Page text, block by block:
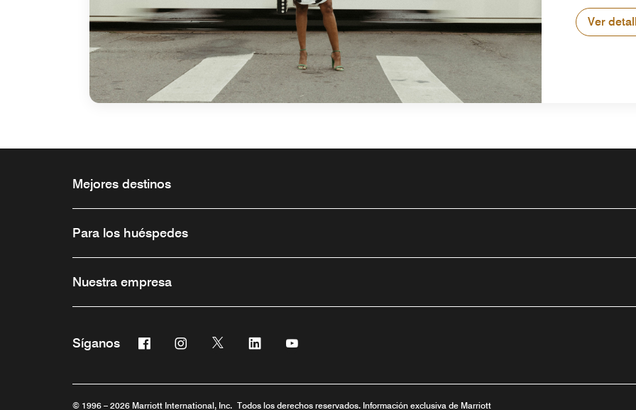
Ver
Mejores destinos
Para los huéspedes
Nuestra empresa
Síganos Facebook
Abre una ventana nueva
Instagram
Abre una ventana nueva
Twitter
Abre una ventana nueva
Linkedin
Abre una ventana nueva
Abre una ventana nueva
© 1996 – 2026 Marriott International, Inc. Todos los derechos reservados. Información exclusiva de Marriott